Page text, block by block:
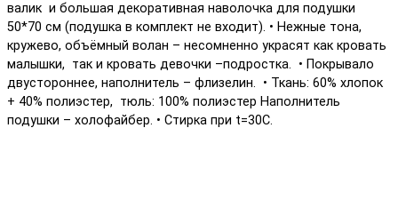
валик и большая декоративная наволочка для подушки
50*70 см (подушка в комплект не входит). • Нежные тона,
кружево, объёмный волан – несомненно украсят как кровать
малышки, так и кровать девочки –подростка. • Покрывало
двустороннее, наполнитель – флизелин. • Ткань: 60% хлопок
+ 40% полиэстер, тюль: 100% полиэстер Наполнитель
подушки – холофайбер. • Стирка при t=30С.